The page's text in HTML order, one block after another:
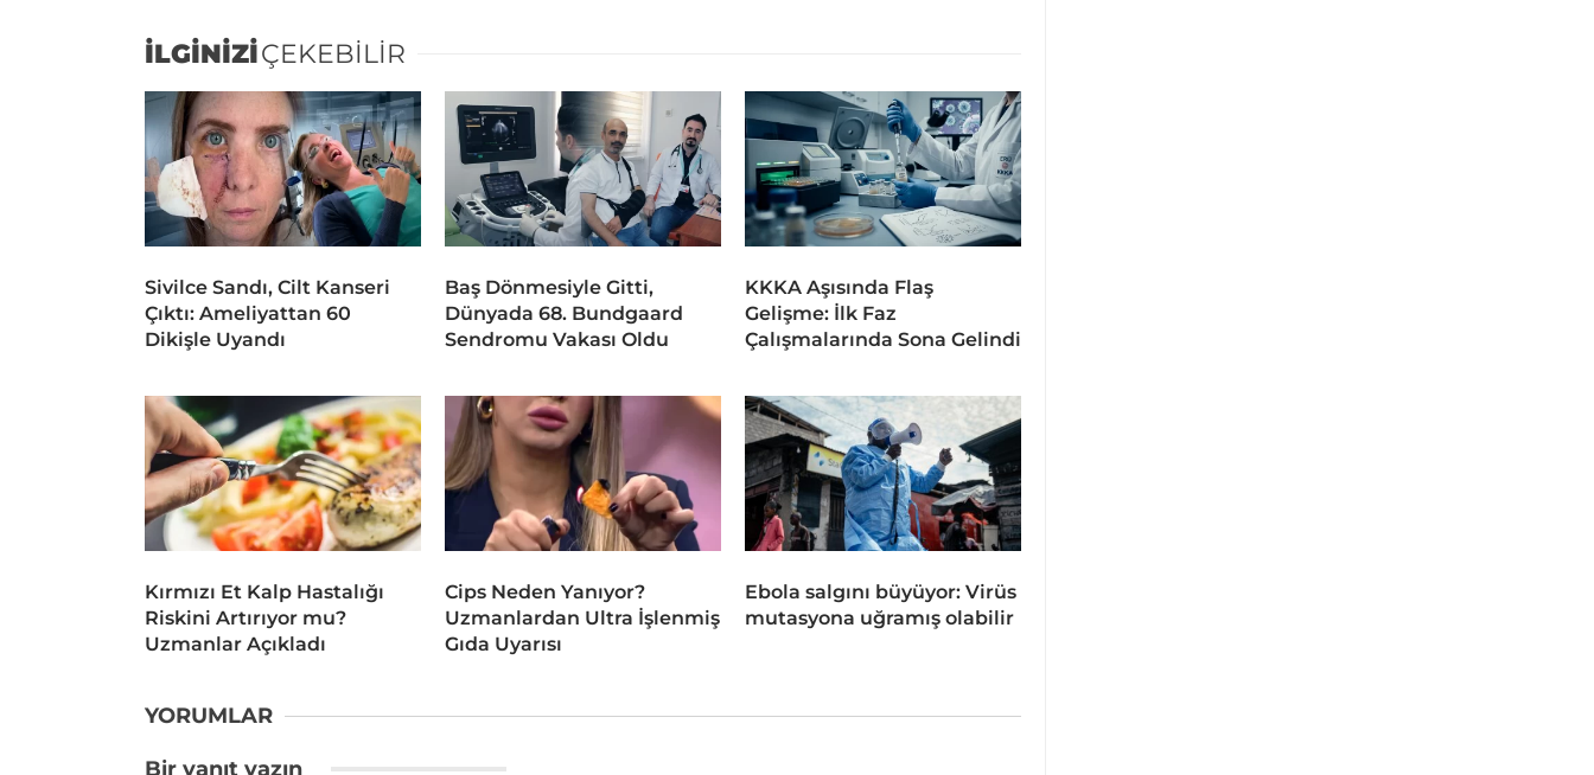
İLGİNİZİÇEKEBİLİR
Sivilce Sandı, Cilt Kanseri
Çıktı: Ameliyattan 60
Dikişle Uyandı
Baş Dönmesiyle Gitti,
Dünyada 68. Bundgaard
Sendromu Vakası Oldu
KKKA Aşısında Flaş
Gelişme: İlk Faz
Çalışmalarında Sona Gelindi
Kırmızı Et Kalp Hastalığı
Riskini Artırıyor mu?
Uzmanlar Açıkladı
Cips Neden Yanıyor?
Uzmanlardan Ultra İşlenmiş
Gıda Uyarısı
Ebola salgını büyüyor: Virüs
mutasyona uğramış olabilir
YORUMLAR
Bir yanıt yazın